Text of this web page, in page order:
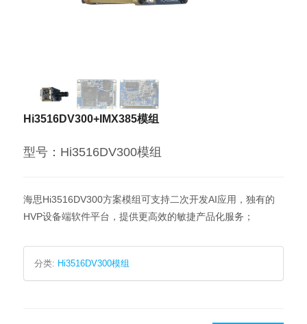
Hi3516DV300+IMX385模组
型号：Hi3516DV300模组
海思Hi3516DV300方案模组可支持二次开发AI应用，独有的
HVP设备端软件平台，提供更高效的敏捷产品化服务；
分类: Hi3516DV300模组